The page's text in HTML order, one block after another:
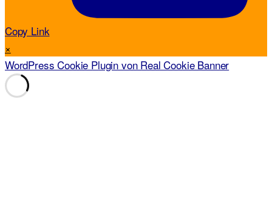
Copy Link
×
WordPress Cookie Plugin von Real Cookie Banner